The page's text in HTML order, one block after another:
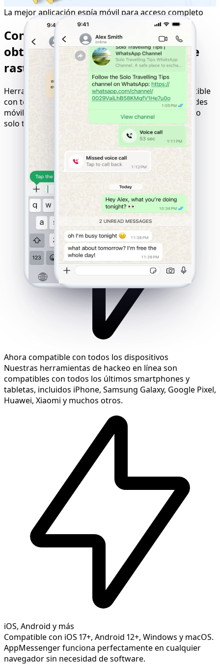
La mejor aplicación espía móvil para acceso completo
Compatibilidad perfecta para
obtener los mejores resultados de
rastreo
Herramienta online para hackear sitios web compatible
con todos los dispositivos, sistemas operativos y redes
móviles. Resultados garantizados con lógica de pago
solo tras el éxito.
Ahora compatible con todos los dispositivos
Nuestras herramientas de hackeo en línea son
compatibles con todos los últimos smartphones y
tabletas, incluidos iPhone, Samsung Galaxy, Google Pixel,
Huawei, Xiaomi y muchos otros.
iOS, Android y más
Compatible con iOS 17+, Android 12+, Windows y macOS.
AppMessenger funciona perfectamente en cualquier
navegador sin necesidad de software.